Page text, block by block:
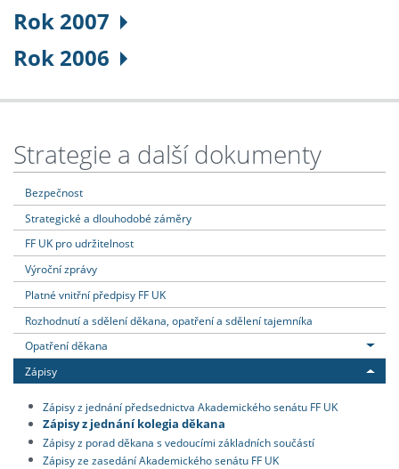
Rok 2007
Rok 2006
Strategie a další dokumenty
Bezpečnost
Strategické a dlouhodobé záměry
FF UK pro udržitelnost
Výroční zprávy
Platné vnitřní předpisy FF UK
Rozhodnutí a sdělení děkana, opatření a sdělení tajemníka
Opatření děkana
Zápisy
Zápisy z jednání předsednictva Akademického senátu FF UK
Zápisy z jednání kolegia děkana
Zápisy z porad děkana s vedoucími základních součástí
Zápisy ze zasedání Akademického senátu FF UK